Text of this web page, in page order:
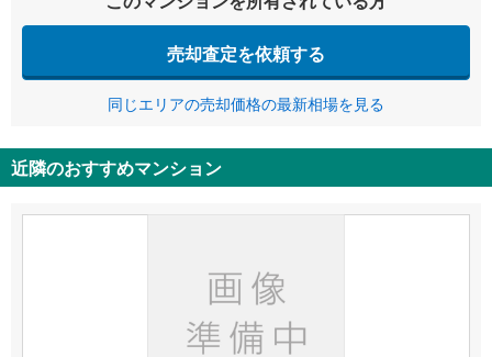
売却査定を依頼する
同じエリアの売却価格の最新相場を見る
近隣のおすすめマンション